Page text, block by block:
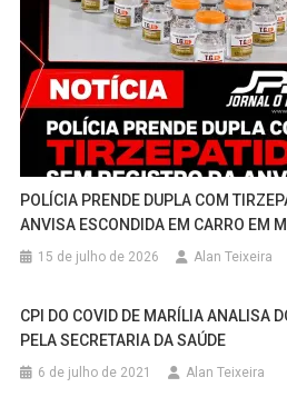
POLÍCIA PRENDE DUPLA COM
ANVISA ESCONDIDA EM CARRO EM
15 de julho de 2026 Alan Teixeira
CPI DO COVID DE MARÍLIA ANALISA
PELA SECRETARIA DA SAÚDE
6 de julho de 2021 Alan Teixeira